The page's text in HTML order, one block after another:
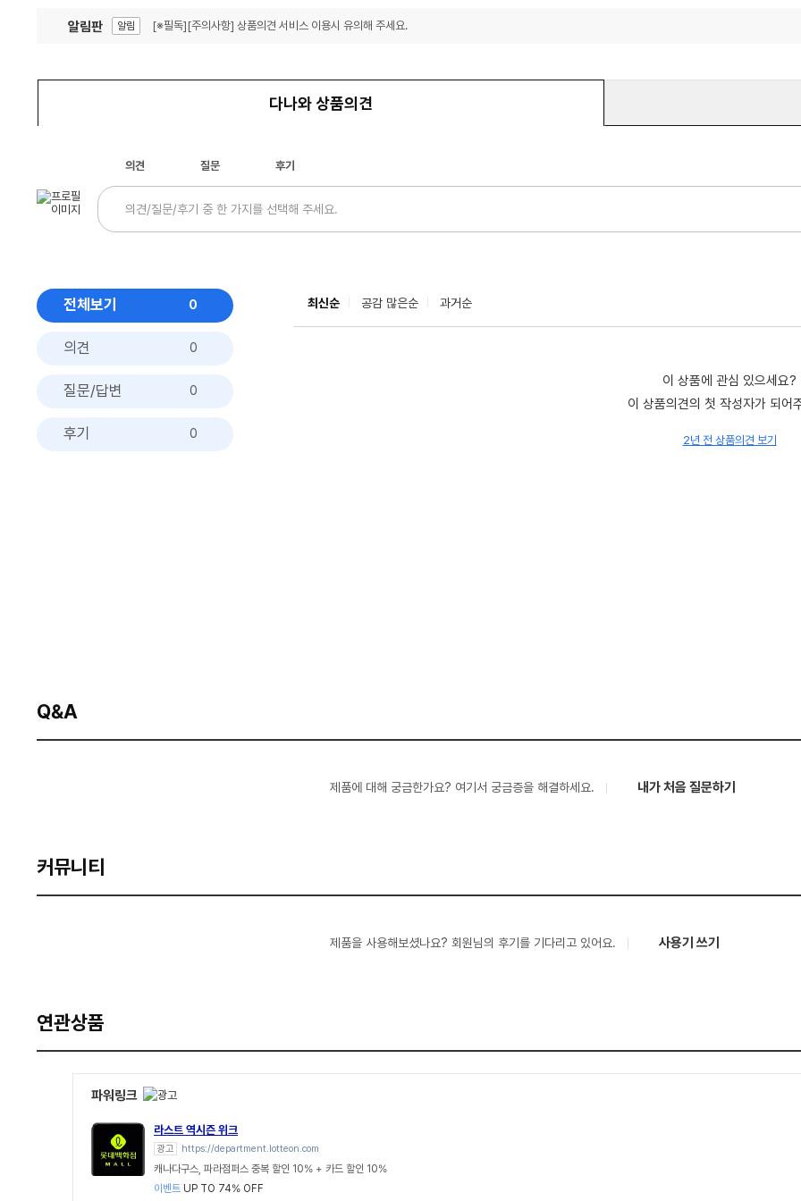
알림판 알림 [※필독][주의사항] 상품의견 서비스 이용시 유의해 주세요.
다나와 상품의견
의견 질문 후기
전체보기 0
의견 0
질문/답변 0
후기 0
최신순 공감 많은순 과거순
이 상품에 관심 있으세요?
이 상품의견의 첫 작성자가 되어
2년 전 상품의견 보기
Q&A
제품에 대해 궁금한가요? 여기서 궁금증을 해결하세요. 내가 처음 질문하기
커뮤니티
제품을 사용해보셨나요? 회원님의 후기를 기다리고 있어요. 사용기 쓰기
연관상품
파워링크
라스트 역시즌 위크
광고 https://department.lotteon.com
캐나다구스, 파라점퍼스 중복 할인 10% + 카드 할인 10%
이벤트 UP TO 74% OFF